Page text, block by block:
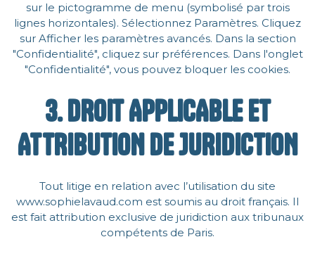
sur le pictogramme de menu (symbolisé par trois
lignes horizontales). Sélectionnez Paramètres. Cliquez
sur Afficher les paramètres avancés. Dans la section
"Confidentialité", cliquez sur préférences. Dans l'onglet
"Confidentialité", vous pouvez bloquer les cookies.
3. DROIT APPLICABLE ET
ATTRIBUTION DE JURIDICTION
Tout litige en relation avec l’utilisation du site
www.sophielavaud.com est soumis au droit français. Il
est fait attribution exclusive de juridiction aux tribunaux
compétents de Paris.